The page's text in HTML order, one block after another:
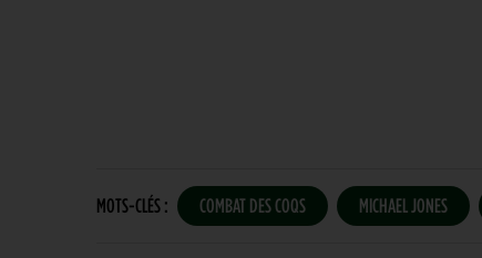
MOTS-CLÉS : COMBAT DES COQS MICHAEL JONES